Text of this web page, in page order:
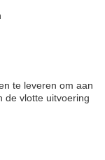
te leveren om aan
de vlotte uitvoering